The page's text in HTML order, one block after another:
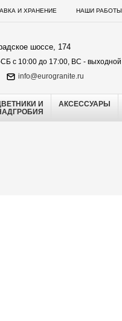
И ХРАНЕНИЕ НАШИ РАБОТЫ
шоссе, 174
с 10:00 до 17:00, ВС - выходной
info@eurogranite.ru
И
АКСЕССУАРЫ